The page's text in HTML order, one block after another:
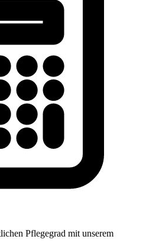
Pflegegrad mit unserem